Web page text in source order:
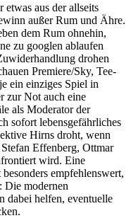
etwas aus der allseits
außer Rum und Ähre.
dem Rum ohnehin,
zu googlen ablaufen
drohen
Premiere/Sky, Tee-
ein einziges Spiel in
zur Not auch eine
als Moderator der
sofort lebensgefährliches
Hirns droht, wenn
Effenberg, Ottmar
wird. Eine
empfehlenswert,
Die modernen
dabei helfen, eventuelle